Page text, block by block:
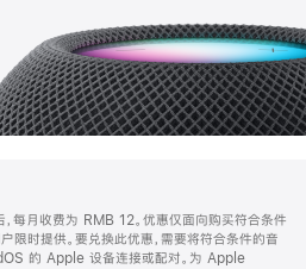
每月收费为 RMB 12。优惠仅面向购买符合条件
时提供。要兑换此优惠，需要将符合条件的音
的 Apple 设备连接或配对。为 Apple